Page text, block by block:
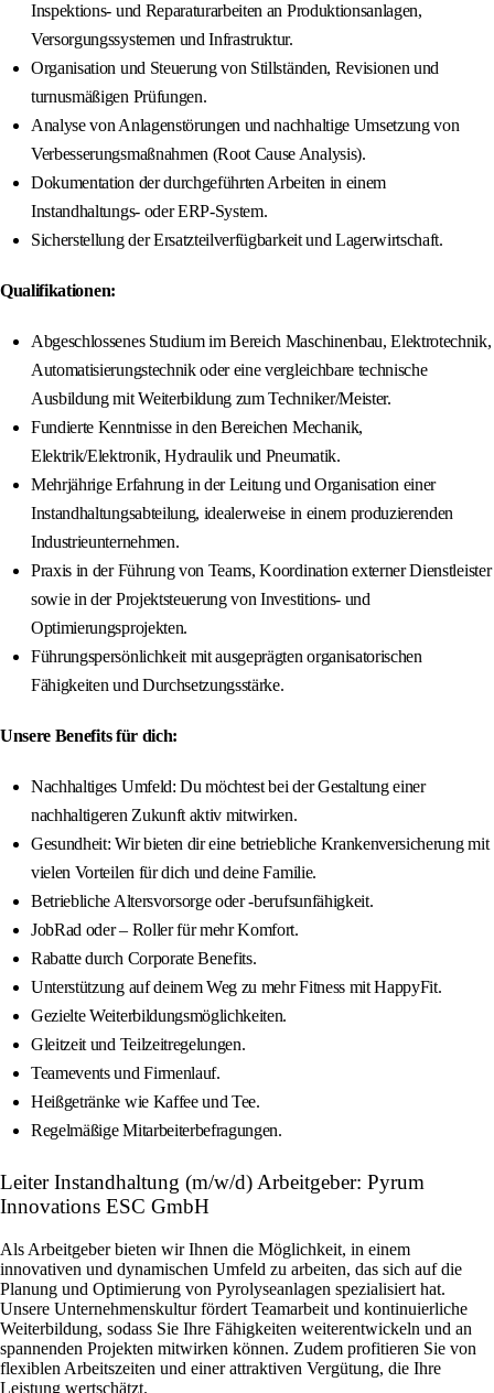
Inspektions- und Reparaturarbeiten an Produktionsanlagen,
Versorgungssystemen und Infrastruktur.
Organisation und Steuerung von Stillständen, Revisionen und
turnusmäßigen Prüfungen.
Analyse von Anlagenstörungen und nachhaltige Umsetzung von
Verbesserungsmaßnahmen (Root Cause Analysis).
Dokumentation der durchgeführten Arbeiten in einem
Instandhaltungs- oder ERP-System.
Sicherstellung der Ersatzteilverfügbarkeit und Lagerwirtschaft.
Qualifikationen:
Abgeschlossenes Studium im Bereich Maschinenbau, Elektrotechnik,
Automatisierungstechnik oder eine vergleichbare technische
Ausbildung mit Weiterbildung zum Techniker/Meister.
Fundierte Kenntnisse in den Bereichen Mechanik,
Elektrik/Elektronik, Hydraulik und Pneumatik.
Mehrjährige Erfahrung in der Leitung und Organisation einer
Instandhaltungsabteilung, idealerweise in einem produzierenden
Industrieunternehmen.
Praxis in der Führung von Teams, Koordination externer Dienstleister
sowie in der Projektsteuerung von Investitions- und
Optimierungsprojekten.
Führungspersönlichkeit mit ausgeprägten organisatorischen
Fähigkeiten und Durchsetzungsstärke.
Unsere Benefits für dich:
Nachhaltiges Umfeld: Du möchtest bei der Gestaltung einer
nachhaltigeren Zukunft aktiv mitwirken.
Gesundheit: Wir bieten dir eine betriebliche Krankenversicherung mit
vielen Vorteilen für dich und deine Familie.
Betriebliche Altersvorsorge oder -berufsunfähigkeit.
JobRad oder – Roller für mehr Komfort.
Rabatte durch Corporate Benefits.
Unterstützung auf deinem Weg zu mehr Fitness mit HappyFit.
Gezielte Weiterbildungsmöglichkeiten.
Gleitzeit und Teilzeitregelungen.
Teamevents und Firmenlauf.
Heißgetränke wie Kaffee und Tee.
Regelmäßige Mitarbeiterbefragungen.
Leiter Instandhaltung (m/w/d) Arbeitgeber: Pyrum
Innovations ESC GmbH
Als Arbeitgeber bieten wir Ihnen die Möglichkeit, in einem
innovativen und dynamischen Umfeld zu arbeiten, das sich auf die
Planung und Optimierung von Pyrolyseanlagen spezialisiert hat.
Unsere Unternehmenskultur fördert Teamarbeit und kontinuierliche
Weiterbildung, sodass Sie Ihre Fähigkeiten weiterentwickeln und an
spannenden Projekten mitwirken können. Zudem profitieren Sie von
flexiblen Arbeitszeiten und einer attraktiven Vergütung, die Ihre
Leistung wertschätzt.